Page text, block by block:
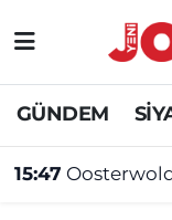
GÜNDEM
15:47
GÜNDEM
SİYASET
Nöbetçi
Hava